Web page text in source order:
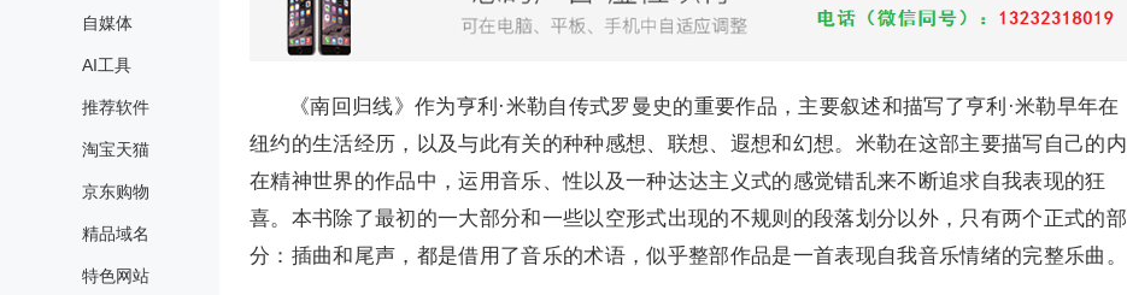
自媒体
AI工具
推荐软件
淘宝天猫
京东购物
精品域名
特色网站
《南回归线》作为亨利·米勒自传式罗曼史的重要作品，主要叙述和描写了亨利·米勒早年在
纽约的生活经历，以及与此有关的种种感想、联想、遐想和幻想。米勒在这部主要描写自己的内
在精神世界的作品中，运用音乐、性以及一种达达主义式的感觉错乱来不断追求自我表现的狂
喜。本书除了最初的一大部分和一些以空形式出现的不规则的段落划分以外，只有两个正式的部
分：插曲和尾声，都是借用了音乐的术语，似乎整部作品是一首表现自我音乐情绪的完整乐曲。